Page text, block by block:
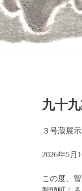
投
稿
九十
３号蔵展
2026年5月
この度、